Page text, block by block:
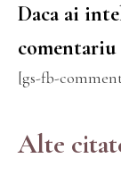
Daca ai
comentariu
[gs-fb-
Alte